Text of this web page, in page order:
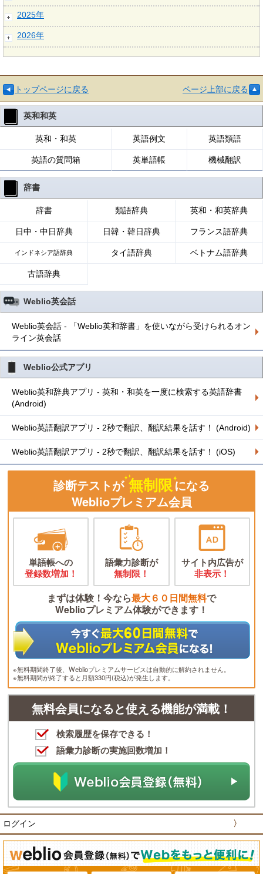
2025年
2026年
トップページに戻る ページ上部に戻る
英和和英
英和・和英 英語例文 英語類語
英語の質問箱 英単語帳 機械翻訳
辞書
辞書 類語辞典 英和・和英辞典
日中・中日辞典 日韓・韓日辞典 フランス語辞典
インドネシア語辞典 タイ語辞典 ベトナム語辞典
古語辞典
Weblio英会話
Weblio英会話 - 「Weblio英和辞書」を使いながら受けられるオン
ライン英会話
Weblio公式アプリ
Weblio英和辞典アプリ - 英和・和英を一度に検索する英語辞書
(Android)
Weblio英語翻訳アプリ - 2秒で翻訳、翻訳結果を話す！ (Android)
Weblio英語翻訳アプリ - 2秒で翻訳、翻訳結果を話す！ (iOS)
診断テストが 無制限になる
Weblioプレミアム会員
単語帳への
登録数増加！
語彙力診断が
無制限！
サイト内広告が
非表示！
まずは体験！今なら最大６０日間無料で
Weblioプレミアム体験ができます！
※無料期間終了後、Weblioプレミアムサービスは自動的に解約されません。
※無料期間が終了すると月額330円(税込)が発生します。
無料会員になると使える機能が満載！
検索履歴を保存できる！
語彙力診断の実施回数増加！
ログイン 〉